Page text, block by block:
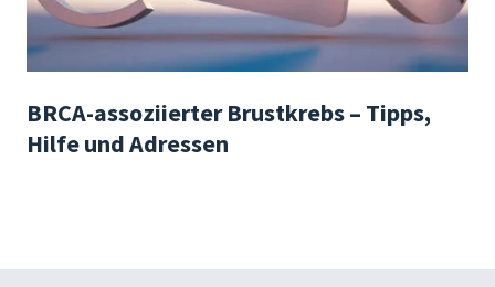
BRCA-assoziierter Brustkrebs – Tipps,
Hilfe und Adressen